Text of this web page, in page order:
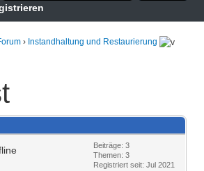
› Instandhaltung und Restaurierung
Beiträge: 3
Themen: 3
Registriert seit: Jul 2021